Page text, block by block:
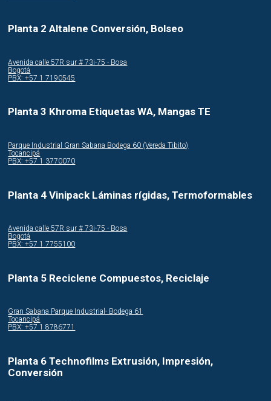
Planta 2 Altalene Conversión, Bolseo
Avenida calle 57R sur # 73i-75 - Bosa
Bogotá
PBX: +57 1 7190545
Planta 3 Khroma Etiquetas WA, Mangas TE
Parque Industrial Gran Sabana Bodega 60 (Vereda Tibito)
Tocancipá
PBX: +57 1 3770070
Planta 4 Vinipack Láminas rígidas, Termoformables
Avenida calle 57R sur # 73i-75 - Bosa
Bogotá
PBX: +57 1 7755100
Planta 5 Reciclene Compuestos, Reciclaje
Gran Sabana Parque Industrial- Bodega 61
Tocancipá
PBX: +57 1 8786771
Planta 6 Technofilms Extrusión, Impresión,
Conversión